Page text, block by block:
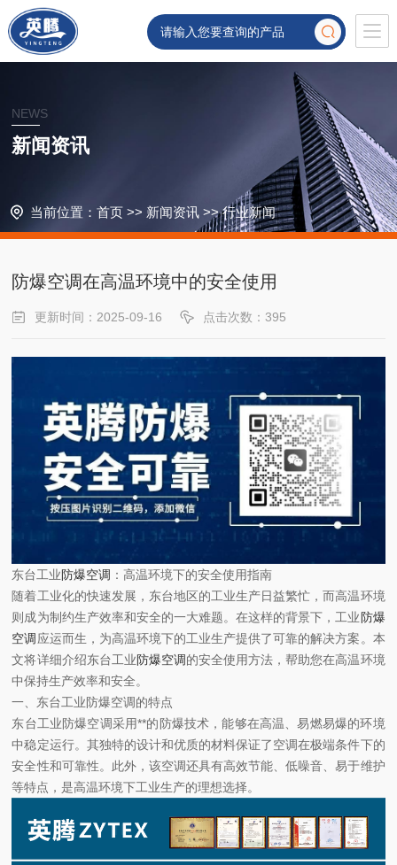
NEWS
新闻资讯
当前位置： 首页 >> 新闻资讯 >>行业新闻
防爆空调在高温环境中的安全使用
更新时间：2025-09-16 点击次数：395
东台工业防爆空调 ：高温环境下的安全使用指南
随着工业化的快速发展，东台地区的工业生产日益繁忙，而高温环境
则成为制约生产效率和安全的一大难题。在这样的背景下，工业防爆
空调 应运而生，为高温环境下的工业生产提供了可靠的解决方案。本
文将详细介绍东台工业防爆空调的安全使用方法，帮助您在高温环境
中保持生产效率和安全。
一、东台工业防爆空调的特点
东台工业防爆空调采用**的防爆技术，能够在高温、易燃易爆的环境
中稳定运行。其独特的设计和优质的材料保证了空调在极端条件下的
安全性和可靠性。此外，该空调还具有高效节能、低噪音、易于维护
等特点，是高温环境下工业生产的理想选择。